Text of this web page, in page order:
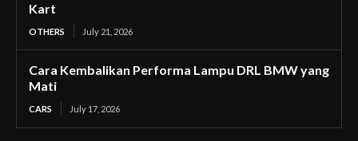
Kart
OTHERS July 21, 2026
Cara Kembalikan Performa Lampu DRL BMW yang
Mati
CARS July 17, 2026